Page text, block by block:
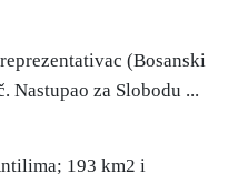
(Bosanski
Nastupao za Slobodu ...
193 km2 i